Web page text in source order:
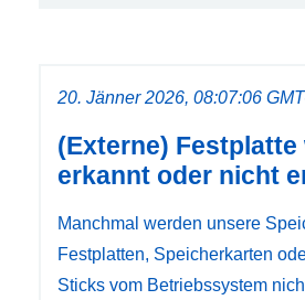
20. Jänner 2026, 08:07:06
(Externe)
erkannt oder nicht
Manchmal werden unsere
Festplatten, Speicherkarten
Sticks vom Betriebssystem